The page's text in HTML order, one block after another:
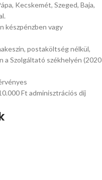
Kecskemét, Szeged, Baja,
készpénzben vagy
postaköltség nélkül,
Szolgáltató székhelyén (2020
Ft adminisztrációs díj